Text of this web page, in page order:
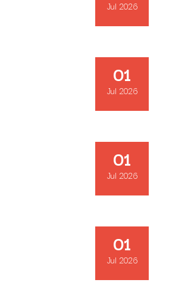
Jul 2026
01
Jul 2026
01
Jul 2026
01
Jul 2026